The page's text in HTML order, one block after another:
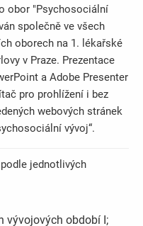
obor "Psychosociální
společně ve všech
oborech na 1. lékařské
v Praze. Prezentace
a Adobe Presenter
pro prohlížení i bez
webových stránek
vývoj“.
jednotlivých
vývojových období I;